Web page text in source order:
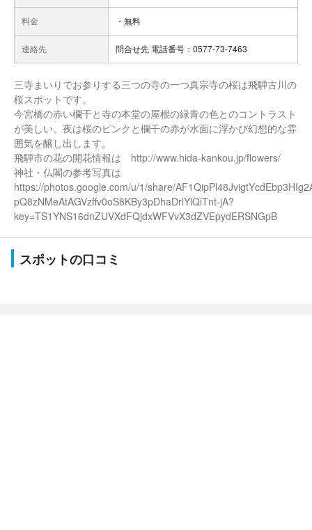
料金 ・無料
連絡先 問合せ先 電話番号：0577-73-7463
三寺まいりでお参りする三つの寺の一つ真宗寺の桜は飛騨古川の
桜スポットです。
今宮橋の赤い欄干と寺の本堂の屋根の緑青の色とのコントラスト
が美しい。夜は桜のピンクと欄干の赤が水面に浮かび幻想的な雰
囲気を醸し出します。
飛騨市の花の開花情報は http://www.hida-kankou.jp/flowers/
神社・仏閣の参考写真は
https://photos.google.com/u/1/share/
pQ8zNMeAtAGVzffv0oS8KBy3pDhaDrlYlQiTnt-jA?
key=TS1YNS16dnZUVXdFQjdxWFVvX3dZVEpydERSNGpB
スポットの口コミ